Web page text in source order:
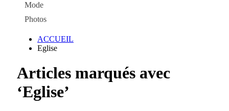
Mode
Photos
ACCUEIL
Eglise
Articles marqués avec
‘Eglise’